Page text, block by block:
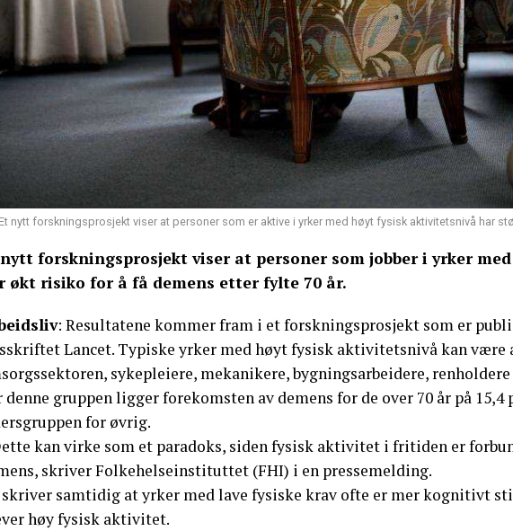
nytt forskningsprosjekt viser at personer som er aktive i yrker med høyt fysisk aktivitetsnivå har
forskningsprosjekt viser at personer som jobber i yrker
økt risiko for å få demens etter fylte 70 år.
: Resultatene kommer fram i et forskningsprosjekt som er
Lancet. Typiske yrker med høyt fysisk aktivitetsnivå kan være
sykepleiere, mekanikere, bygningsarbeidere,
denne gruppen ligger forekomsten av demens for de over 70 år på
for øvrig.
kan virke som et paradoks, siden fysisk aktivitet i fritiden er
skriver Folkehelseinstituttet (FHI) i en pressemelding.
skriver samtidig at yrker med lave fysiske krav ofte er mer kognitivt
høy fysisk aktivitet.